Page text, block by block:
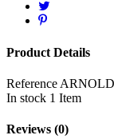
Product Details
Reference
In stock 1 Item
Reviews (0)